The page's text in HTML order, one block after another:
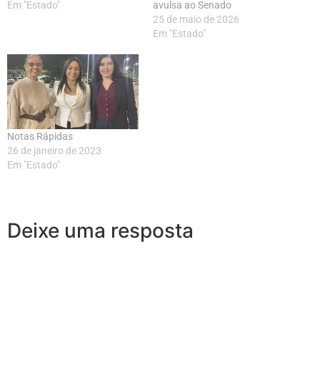
Em "Estado"
avulsa ao Senado
25 de maio de 2026
Em "Estado"
Notas Rápidas
26 de janeiro de 2023
Em "Estado"
Deixe uma resposta